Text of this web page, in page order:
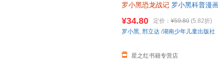
罗小黑恐龙战记 罗小黑科普漫
¥34.80 定价： ¥59.80 (5.82折)
星之红书籍专营店
罗小黑, 邢立达 /湖南少年儿童出版社